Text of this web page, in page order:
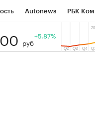
Autonews РБК
Тренды
руб
+5.87%